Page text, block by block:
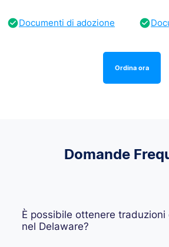
Documenti di adozione
Ordina ora
Domande
È possibile ottenere
nel Delaware?